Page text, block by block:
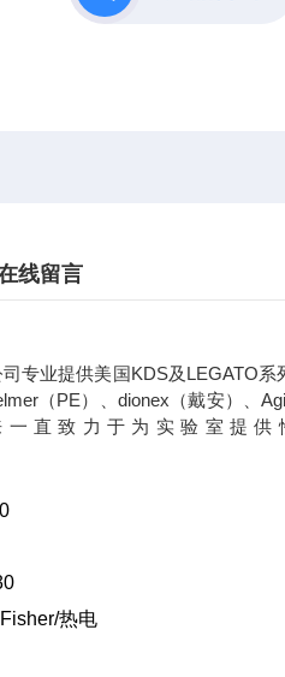
线留言
国KDS及LEGATO系列，
（PE）、dionex（戴安）、
直致力于为实验室提供
。
热电